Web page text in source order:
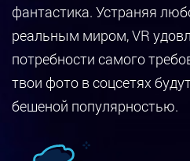
фантастика. Устраняя
реальным миром, VR
потребности самого
твои фото в соцсетях
бешеной популярностью.